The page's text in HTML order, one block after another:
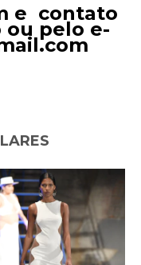
e contato
ou pelo e-